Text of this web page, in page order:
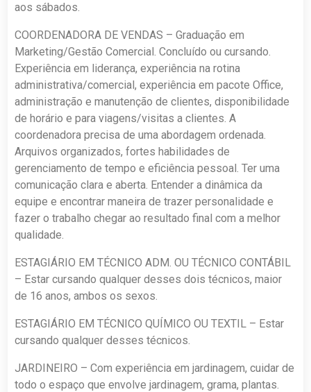
aos sábados.
COORDENADORA DE VENDAS – Graduação em
Marketing/Gestão Comercial. Concluído ou cursando.
Experiência em liderança, experiência na rotina
administrativa/comercial, experiência em pacote Office,
administração e manutenção de clientes, disponibilidade
de horário e para viagens/visitas a clientes. A
coordenadora precisa de uma abordagem ordenada.
Arquivos organizados, fortes habilidades de
gerenciamento de tempo e eficiência pessoal. Ter uma
comunicação clara e aberta. Entender a dinâmica da
equipe e encontrar maneira de trazer personalidade e
fazer o trabalho chegar ao resultado final com a melhor
qualidade.
ESTAGIÁRIO EM TÉCNICO ADM. OU TÉCNICO CONTÁBIL
– Estar cursando qualquer desses dois técnicos, maior
de 16 anos, ambos os sexos.
ESTAGIÁRIO EM TÉCNICO QUÍMICO OU TEXTIL – Estar
cursando qualquer desses técnicos.
JARDINEIRO – Com experiência em jardinagem, cuidar de
todo o espaço que envolve jardinagem, grama, plantas.